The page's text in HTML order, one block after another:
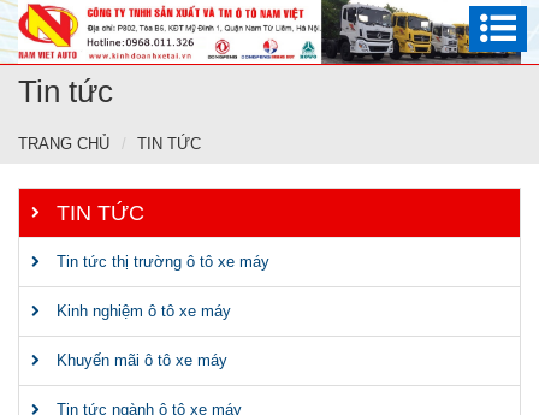
Tin tức
TRANG CHỦ TIN TỨC
TIN TỨC
Tin tức thị trường ô tô xe máy
Kinh nghiệm ô tô xe máy
Khuyến mãi ô tô xe máy
Tin tức ngành ô tô xe máy